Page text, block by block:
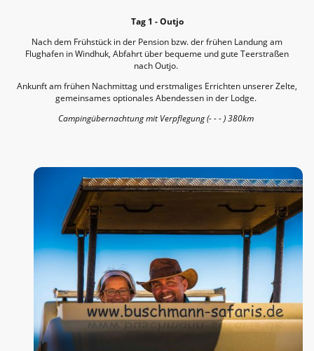
Tag 1 - Outjo
Nach dem Frühstück in der Pension bzw. der frühen Landung am
Flughafen in Windhuk, Abfahrt über bequeme und gute Teerstraßen
nach Outjo.
Ankunft am frühen Nachmittag und erstmaliges Errichten unserer Zelte,
gemeinsames optionales Abendessen in der Lodge.
Campingübernachtung mit Verpflegung (- - - ) 380km